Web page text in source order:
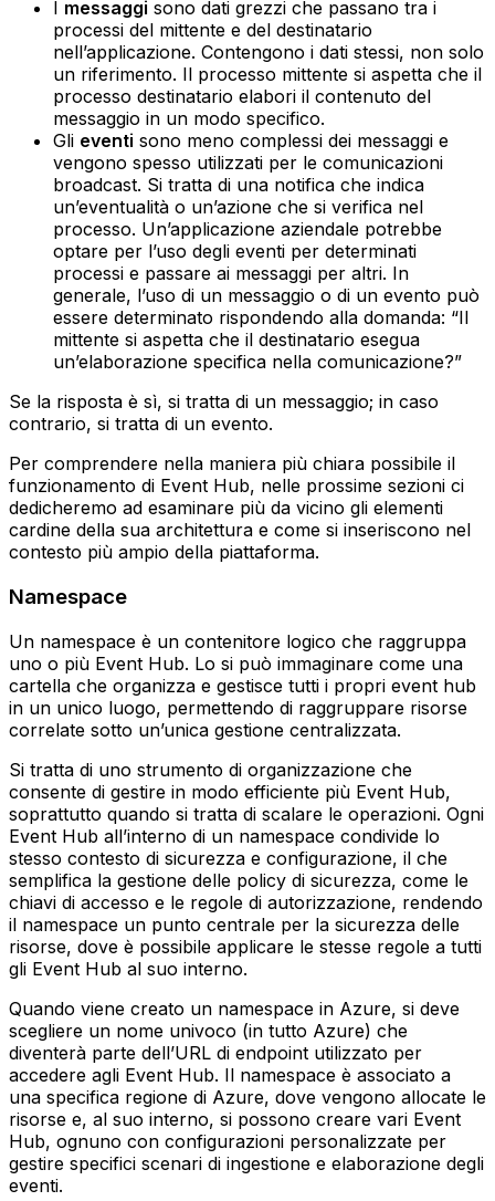
I messaggi sono dati grezzi che passano tra i
processi del mittente e del destinatario
nell’applicazione. Contengono i dati stessi, non solo
un riferimento. Il processo mittente si aspetta che il
processo destinatario elabori il contenuto del
messaggio in un modo specifico.‍
Gli eventi sono meno complessi dei messaggi e
vengono spesso utilizzati per le comunicazioni
broadcast. Si tratta di una notifica che indica
un’eventualità o un’azione che si verifica nel
processo.‍ Un’applicazione aziendale potrebbe
optare per l’uso degli eventi per determinati
processi e passare ai messaggi per altri. In
generale, l’uso di un messaggio o di un evento può
essere determinato rispondendo alla domanda: “Il
mittente si aspetta che il destinatario esegua
un’elaborazione specifica nella comunicazione?”
Se la risposta è sì, si tratta di un messaggio; in caso
contrario, si tratta di un evento.
Per comprendere nella maniera più chiara possibile il
funzionamento di Event Hub, nelle prossime sezioni ci
dedicheremo ad esaminare più da vicino gli elementi
cardine della sua architettura e come si inseriscono nel
contesto più ampio della piattaforma.
Namespace
Un namespace è un contenitore logico che raggruppa
uno o più Event Hub. Lo si può immaginare come una
cartella che organizza e gestisce tutti i propri event hub
in un unico luogo, permettendo di raggruppare risorse
correlate sotto un’unica gestione centralizzata.
Si tratta di uno strumento di organizzazione che
consente di gestire in modo efficiente più Event Hub,
soprattutto quando si tratta di scalare le operazioni. Ogni
Event Hub all’interno di un namespace condivide lo
stesso contesto di sicurezza e configurazione, il che
semplifica la gestione delle policy di sicurezza, come le
chiavi di accesso e le regole di autorizzazione, rendendo
il namespace un punto centrale per la sicurezza delle
risorse, dove è possibile applicare le stesse regole a tutti
gli Event Hub al suo interno.
Quando viene creato un namespace in Azure, si deve
scegliere un nome univoco (in tutto Azure) che
diventerà parte dell’URL di endpoint utilizzato per
accedere agli Event Hub. Il namespace è associato a
una specifica regione di Azure, dove vengono allocate le
risorse e, al suo interno, si possono creare vari Event
Hub, ognuno con configurazioni personalizzate per
gestire specifici scenari di ingestione e elaborazione degli
eventi.